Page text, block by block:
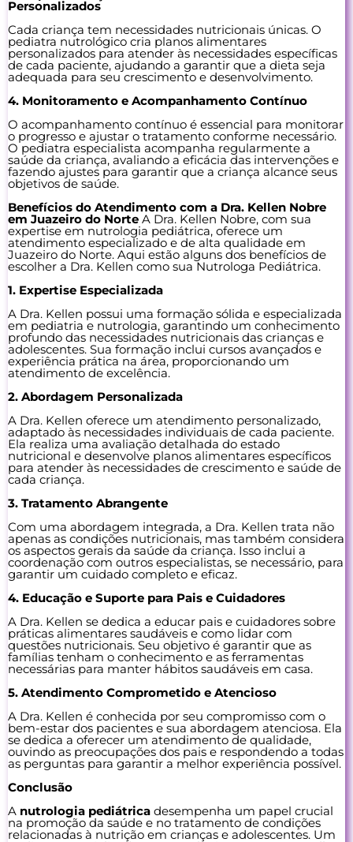
Personalizados
Cada criança tem necessidades nutricionais únicas. O
pediatra nutrológico cria planos alimentares
personalizados para atender às necessidades específicas
de cada paciente, ajudando a garantir que a dieta seja
adequada para seu crescimento e desenvolvimento.
4. Monitoramento e Acompanhamento Contínuo
O acompanhamento contínuo é essencial para monitorar
o progresso e ajustar o tratamento conforme necessário.
O pediatra especialista acompanha regularmente a
saúde da criança, avaliando a eficácia das intervenções e
fazendo ajustes para garantir que a criança alcance seus
objetivos de saúde.
Benefícios do Atendimento com a Dra. Kellen Nobre
em Juazeiro do Norte A Dra. Kellen Nobre, com sua
expertise em nutrologia pediátrica, oferece um
atendimento especializado e de alta qualidade em
Juazeiro do Norte. Aqui estão alguns dos benefícios de
escolher a Dra. Kellen como sua Nutrologa Pediátrica.
1. Expertise Especializada
A Dra. Kellen possui uma formação sólida e especializada
em pediatria e nutrologia, garantindo um conhecimento
profundo das necessidades nutricionais das crianças e
adolescentes. Sua formação inclui cursos avançados e
experiência prática na área, proporcionando um
atendimento de excelência.
2. Abordagem Personalizada
A Dra. Kellen oferece um atendimento personalizado,
adaptado às necessidades individuais de cada paciente.
Ela realiza uma avaliação detalhada do estado
nutricional e desenvolve planos alimentares específicos
para atender às necessidades de crescimento e saúde de
cada criança.
3. Tratamento Abrangente
Com uma abordagem integrada, a Dra. Kellen trata não
apenas as condições nutricionais, mas também considera
os aspectos gerais da saúde da criança. Isso inclui a
coordenação com outros especialistas, se necessário, para
garantir um cuidado completo e eficaz.
4. Educação e Suporte para Pais e Cuidadores
A Dra. Kellen se dedica a educar pais e cuidadores sobre
práticas alimentares saudáveis e como lidar com
questões nutricionais. Seu objetivo é garantir que as
famílias tenham o conhecimento e as ferramentas
necessárias para manter hábitos saudáveis em casa.
5. Atendimento Comprometido e Atencioso
A Dra. Kellen é conhecida por seu compromisso com o
bem-estar dos pacientes e sua abordagem atenciosa. Ela
se dedica a oferecer um atendimento de qualidade,
ouvindo as preocupações dos pais e respondendo a todas
as perguntas para garantir a melhor experiência possível.
Conclusão
A nutrologia pediátrica desempenha um papel crucial
na promoção da saúde e no tratamento de condições
relacionadas à nutrição em crianças e adolescentes. Um